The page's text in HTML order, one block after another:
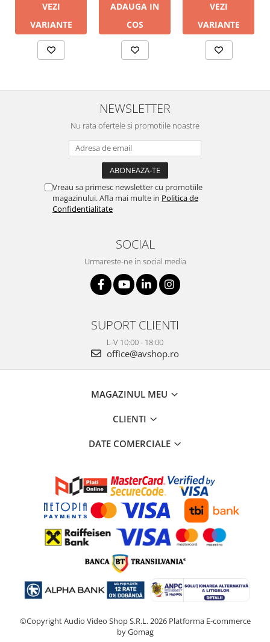
VEZI
VARIANTE
ADAUGA IN
COS
VEZI
VARIANTE
NEWSLETTER
Nu rata ofertele si promotiile noastre
Vreau sa primesc newsletter cu promotiile
magazinului. Afla mai multe in Politica de
Confidentialitate
SOCIAL
Urmareste-ne in social media
SUPORT CLIENTI
L-V 10:00 - 18:00
office@avshop.ro
MAGAZINUL MEU
CLIENTI
DATE COMERCIALE
©Copyright Audio Video Shop S.R.L. 2026 Platforma E-commerce
by Gomag